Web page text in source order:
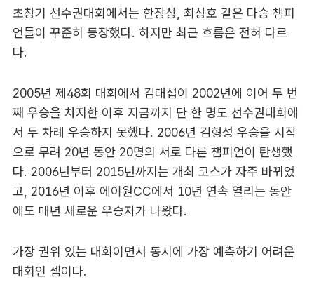
초창기 선수권대회에서는 한장상, 최상호 같은 다승 챔피
언들이 꾸준히 등장했다. 하지만 최근 흐름은 전혀 다르
다.
2005년 제48회 대회에서 김대섭이 2002년에 이어 두 번
째 우승을 차지한 이후 지금까지 단 한 명도 선수권대회에
서 두 차례 우승하지 못했다. 2006년 김형성 우승을 시작
으로 무려 20년 동안 20명의 서로 다른 챔피언이 탄생했
다. 2006년부터 2015년까지는 개최 코스가 자주 바뀌었
고, 2016년 이후 에이원CC에서 10년 연속 열리는 동안
에도 매년 새로운 우승자가 나왔다.
가장 권위 있는 대회이면서 동시에 가장 예측하기 어려운
대회인 셈이다.